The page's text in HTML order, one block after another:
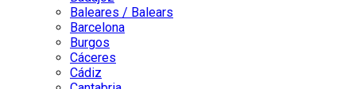
Baleares / Balears
Barcelona
Burgos
Cáceres
Cádiz